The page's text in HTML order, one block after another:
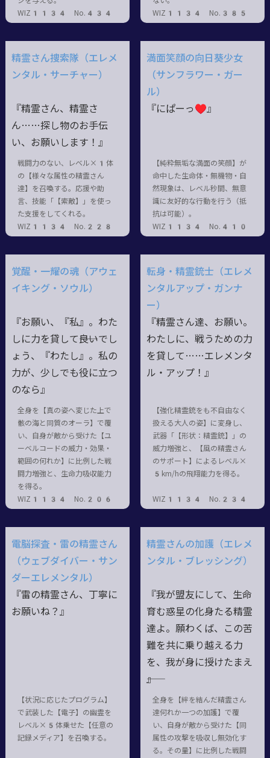
WIZ1134 No.434
WIZ1134 No.385
精霊さん捜索隊（エレメ
ンタル・サーチャー）
『精霊さん、精霊さ
ん……探し物のお手伝
い、お願いします！』
戦闘力のない、レベル×1体
の【様々な属性の精霊さん
達】を召喚する。応援や助
言、技能「【索敵】」を使っ
た支援をしてくれる。
WIZ1134 No.228
満面笑顔の向日葵少女
（サンフラワー・ガー
ル）
『にぱーっ♥』
【純粋無垢な満面の笑顔】が
命中した生命体・無機物・自
然現象は、レベル秒間、無意
識に友好的な行動を行う（抵
抗は可能）。
WIZ1134 No.410
覚醒・一耀の魂（アウェ
イキング・ソウル）
『お願い、『私』。わた
しに力を貸して――良いでし
ょう、『わたし』。私の
力が、少しでも役に立つ
のなら』
全身を【真の姿へ変じた上で
骸の海と同質のオーラ】で覆
い、自身が敵から受けた【ユ
ーベルコードの威力・効果・
範囲の何れか】に比例した戦
闘力増強と、生命力吸収能力
を得る。
WIZ1134 No.206
転身・精霊銃士（エレメ
ンタルアップ・ガンナ
ー）
『精霊さん達、お願い。
わたしに、戦うための力
を貸して……エレメンタ
ル・アップ！』
【強化精霊銃をも不自由なく
扱える大人の姿】に変身し、
武器「【形状：精霊銃】」の
威力増強と、【風の精霊さん
のサポート】によるレベル×
5km/hの飛翔能力を得る。
WIZ1134 No.234
電脳探査・雷の精霊さん
（ウェブダイバー・サン
ダーエレメンタル）
『雷の精霊さん、丁寧に
お願いね？』
【状況に応じたプログラム】
で武装した【電子】の幽霊を
レベル×5体乗せた【任意の
記録メディア】を召喚する。
精霊さんの加護（エレメ
ンタル・ブレッシング）
『我が盟友にして、生命
育む惑星の化身たる精霊
達よ。願わくば、この苦
難を共に乗り越える力
を、我が身に授けたまえ
――』
全身を【絆を結んだ精霊さん
達何れか一つの加護】で覆
い、自身が敵から受けた【同
属性の攻撃を吸収し無効化す
る。その量】に比例した戦闘